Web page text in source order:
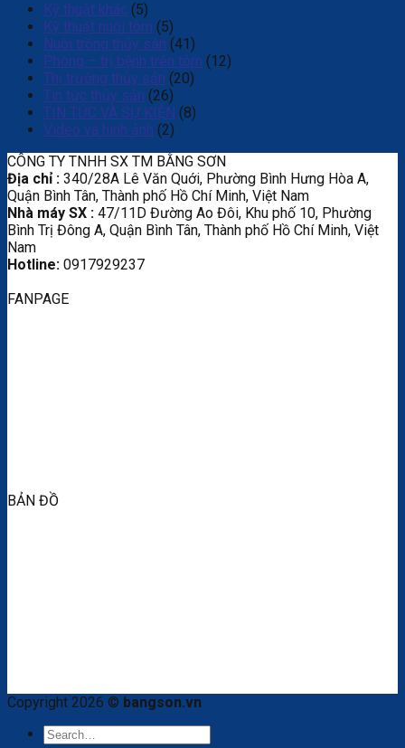
Kỹ thuật khác (5)
Kỹ thuật nuôi tôm (5)
Nuôi trồng thủy sản (41)
Phòng – trị bệnh trên tôm (12)
Thị trường thủy sản (20)
Tin tức thủy sản (26)
TIN TỨC VÀ SỰ KIỆN (8)
Video và hình ảnh (2)
CÔNG TY TNHH SX TM BẰNG SƠN
Địa chỉ : 340/28A Lê Văn Quới, Phường Bình Hưng Hòa A,
Quận Bình Tân, Thành phố Hồ Chí Minh, Việt Nam
Nhà máy SX : 47/11D Đường Ao Đôi, Khu phố 10, Phường
Bình Trị Đông A, Quận Bình Tân, Thành phố Hồ Chí Minh, Việt
Nam
Hotline: 0917929237
FANPAGE
BẢN ĐỒ
Copyright 2026 © bangson.vn
Search